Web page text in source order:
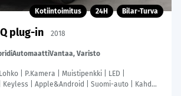
Kotiintoimitus 24H Bilar-Turva
plug-in 2018
AutomaattiVantaa, Varisto
| P.Kamera | Muistipenkki | LED |
Keyless | Apple&Android | Suomi-auto | Kahdet